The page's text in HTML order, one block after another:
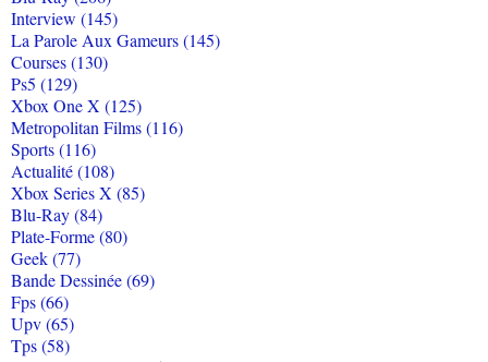
Interview (145)
La Parole Aux Gameurs (145)
Courses (130)
Ps5 (129)
Xbox One X (125)
Metropolitan Films (116)
Sports (116)
Actualité (108)
Xbox Series X (85)
Blu-Ray (84)
Plate-Forme (80)
Geek (77)
Bande Dessinée (69)
Fps (66)
Upv (65)
Tps (58)